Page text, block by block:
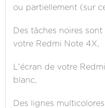
ou partiellement (sur
Des tâches noires
votre Redmi Note 4X,
L'écran de votre
blanc,
Des lignes